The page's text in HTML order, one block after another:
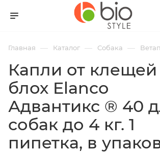
Главная — Каталог — Собака —
Капли от клещей
блох Elanco
Адвантикс ® 40
собак до 4 кг. 1
пипетка, в